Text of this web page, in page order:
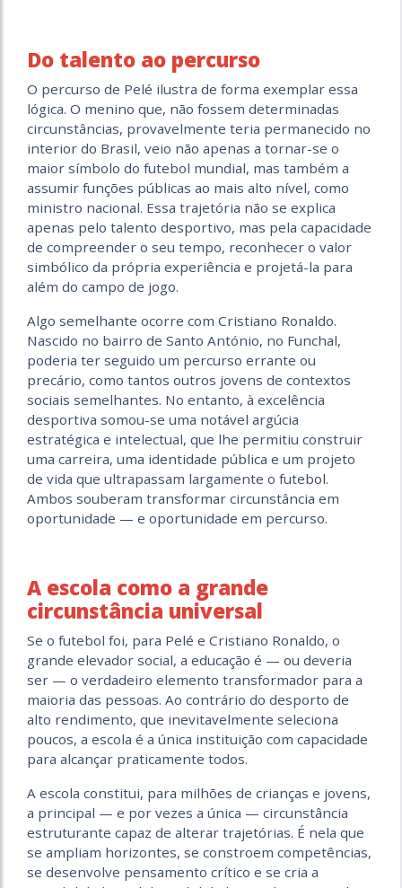
Do talento ao percurso
O percurso de Pelé ilustra de forma exemplar essa
lógica. O menino que, não fossem determinadas
circunstâncias, provavelmente teria permanecido no
interior do Brasil, veio não apenas a tornar-se o
maior símbolo do futebol mundial, mas também a
assumir funções públicas ao mais alto nível, como
ministro nacional. Essa trajetória não se explica
apenas pelo talento desportivo, mas pela capacidade
de compreender o seu tempo, reconhecer o valor
simbólico da própria experiência e projetá-la para
além do campo de jogo.
Algo semelhante ocorre com Cristiano Ronaldo.
Nascido no bairro de Santo António, no Funchal,
poderia ter seguido um percurso errante ou
precário, como tantos outros jovens de contextos
sociais semelhantes. No entanto, à excelência
desportiva somou-se uma notável argúcia
estratégica e intelectual, que lhe permitiu construir
uma carreira, uma identidade pública e um projeto
de vida que ultrapassam largamente o futebol.
Ambos souberam transformar circunstância em
oportunidade — e oportunidade em percurso.
A escola como a grande
circunstância universal
Se o futebol foi, para Pelé e Cristiano Ronaldo, o
grande elevador social, a educação é — ou deveria
ser — o verdadeiro elemento transformador para a
maioria das pessoas. Ao contrário do desporto de
alto rendimento, que inevitavelmente seleciona
poucos, a escola é a única instituição com capacidade
para alcançar praticamente todos.
A escola constitui, para milhões de crianças e jovens,
a principal — e por vezes a única — circunstância
estruturante capaz de alterar trajetórias. É nela que
se ampliam horizontes, se constroem competências,
se desenvolve pensamento crítico e se cria a